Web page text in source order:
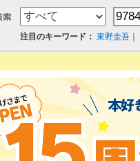
注目のキーワード： 東野圭吾